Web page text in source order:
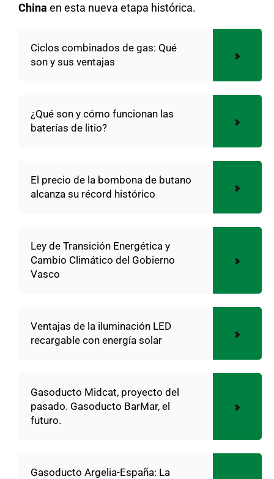
China en esta nueva etapa histórica.
Ciclos combinados de gas: Qué
son y sus ventajas
¿Qué son y cómo funcionan las
baterías de litio?
El precio de la bombona de butano
alcanza su récord histórico
Ley de Transición Energética y
Cambio Climático del Gobierno
Vasco
Ventajas de la iluminación LED
recargable con energía solar
Gasoducto Midcat, proyecto del
pasado. Gasoducto BarMar, el
futuro.
Gasoducto Argelia-España: La